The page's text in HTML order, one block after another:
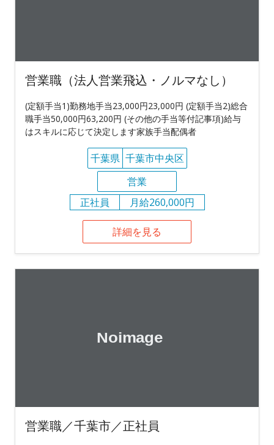
営業職（法人営業飛込・ノルマなし）
(定額手当1)勤務地手当23,000円23,000円 (定額手当2)総合
職手当50,000円63,200円 (その他の手当等付記事項)給与
はスキルに応じて決定します家族手当配偶者
千葉県 千葉市中央区
営業
正社員
月給260,000円
詳細を見る
営業職／千葉市／正社員